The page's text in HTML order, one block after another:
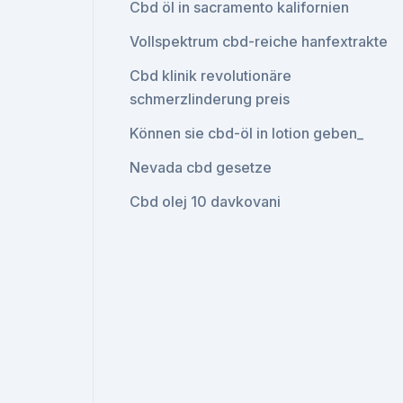
Cbd öl in sacramento kalifornien
Vollspektrum cbd-reiche hanfextrakte
Cbd klinik revolutionäre
schmerzlinderung preis
Können sie cbd-öl in lotion geben_
Nevada cbd gesetze
Cbd olej 10 davkovani